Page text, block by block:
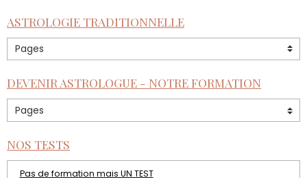
ASTROLOGIE TRADITIONNELLE
DEVENIR ASTROLOGUE - NOTRE FORMATION
NOS TESTS
Pas de formation mais UN TEST